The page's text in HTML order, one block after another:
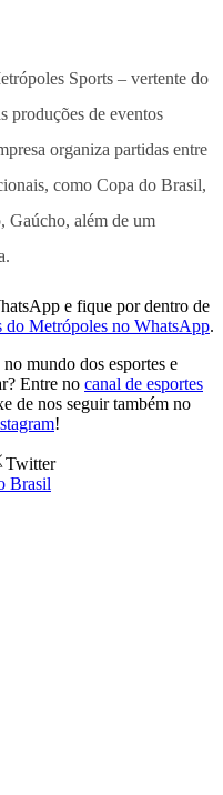
Sports – vertente do
produções de eventos
organiza partidas entre
como Copa do Brasil,
Gaúcho, além de um
e fique por dentro de
do Metrópoles no WhatsApp.
mundo dos esportes e
Entre no canal de esportes
de nos seguir também no
!
Twitter
Brasil